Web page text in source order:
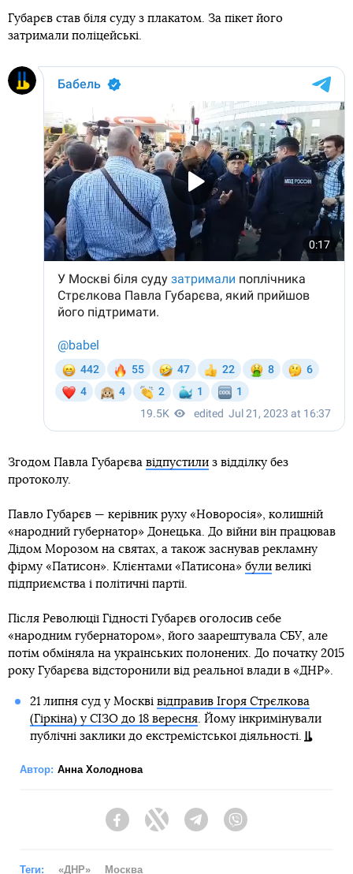
Губарєв став біля суду з плакатом. За пікет його
затримали поліцейські.
Згодом Павла Губарєва відпустили з відділку без
протоколу.
Павло Губарєв — керівник руху «Новоросія», колишній
«народний губернатор» Донецька. До війни він працював
Дідом Морозом на святах, а також заснував рекламну
фірму «Патисон». Клієнтами «Патисона» були великі
підприємства і політичні партії.
Після Революції Гідності Губарєв оголосив себе
«народним губернатором», його заарештувала СБУ, але
потім обміняла на українських полонених. До початку 2015
року Губарєва відсторонили від реальної влади в «ДНР».
21 липня суд у Москві відправив Ігоря Стрєлкова
(Гіркіна) у СІЗО до 18 вересня. Йому інкримінували
публічні заклики до екстремістської діяльності.
Автор: Анна Холоднова
FacebookTwitter Telegram
Теги: «ДНР» Москва